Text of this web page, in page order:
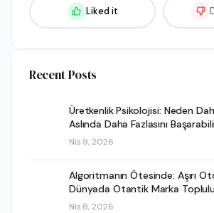
Liked it
Recent Posts
Üretkenlik Psikolojisi: Neden
Aslında Daha Fazlasını
Nis 9, 2026
Algoritmanın Ötesinde: Aşırı
Dünyada Otantik Marka
Nis 8, 2026